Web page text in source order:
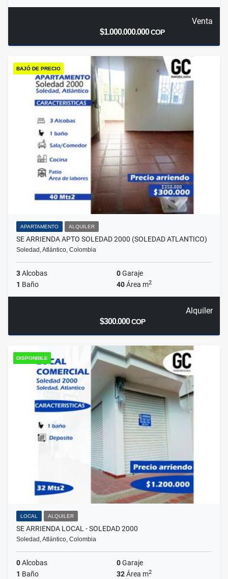
Venta
$1.000.000.000COP
BAJÓ DE PRECIO
APARTAMENTO ALQUILER
SE ARRIENDA APTO SOLEDAD 2000 (SOLEDAD ATLANTICO)
Soledad, Atlántico, Colombia
3Alcobas 0Garaje
1 Baño 40Área m2
Alquiler
$300.000COP
DISPONIBLE
LOCAL ALQUILER
SE ARRIENDA LOCAL - SOLEDAD 2000
Soledad, Atlántico, Colombia
0Alcobas 0Garaje
1 Baño 32Área m2